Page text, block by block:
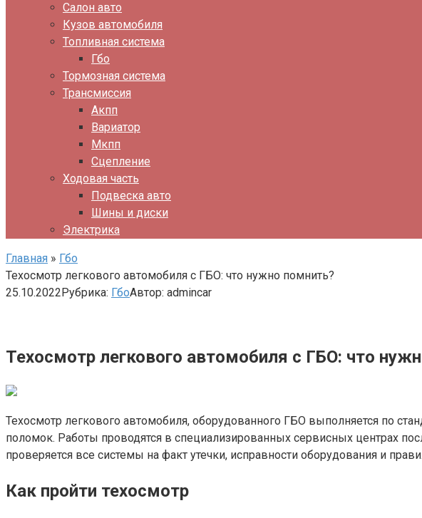
Салон авто
Кузов автомобиля
Топливная система
Гбо
Тормозная система
Трансмиссия
Акпп
Вариатор
Мкпп
Сцепление
Ходовая часть
Подвеска авто
Шины и диски
Электрика
Главная » Гбо
Техосмотр легкового автомобиля с ГБО: что нужно помнить?
25.10.2022Рубрика: ГбоАвтор: admincar
Техосмотр легкового автомобиля с ГБО: что
Техосмотр легкового автомобиля, оборудованного ГБО выполняется по
поломок. Работы проводятся в специализированных сервисных центрах
проверяется все системы на факт утечки, исправности оборудования и
Как пройти техосмотр